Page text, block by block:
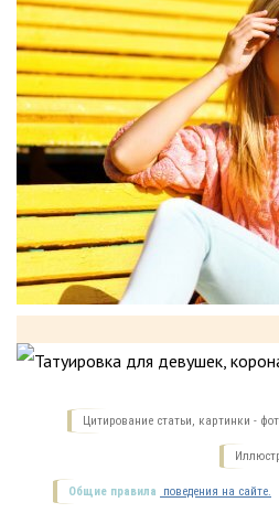
Цитирование статьи, картинки -
Общие правила поведения на сайте.